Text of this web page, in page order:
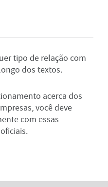
tipo de relação com
dos textos.
acerca dos
você deve
com essas